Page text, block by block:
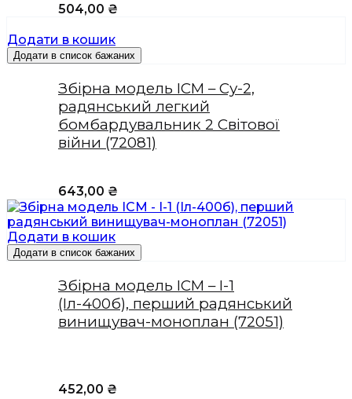
504,00 ₴
Додати в кошик
Додати в список бажаних
Збірна модель ICM – Су-2,
радянський легкий
бомбардувальник 2 Світової
війни (72081)
643,00 ₴
Додати в кошик
Додати в список бажаних
Збірна модель ICM – І-1
(Іл-400б), перший радянський
винищувач-моноплан (72051)
452,00 ₴